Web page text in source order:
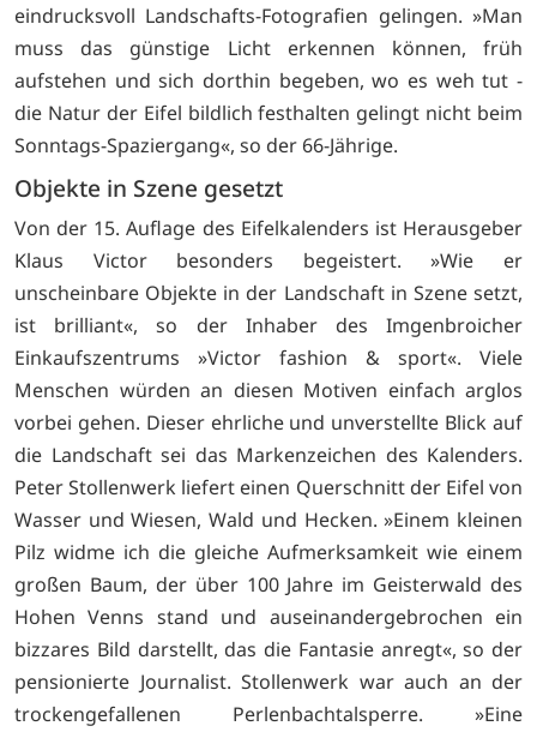
eindrucksvoll Landschafts-Fotografien gelingen. »Man
muss das günstige Licht erkennen können, früh
aufstehen und sich dorthin begeben, wo es weh tut -
die Natur der Eifel bildlich festhalten gelingt nicht beim
Sonntags-Spaziergang«, so der 66-Jährige.
Objekte in Szene gesetzt
Von der 15. Auflage des Eifelkalenders ist Herausgeber
Klaus Victor besonders begeistert. »Wie er
unscheinbare Objekte in der Landschaft in Szene setzt,
ist brilliant«, so der Inhaber des Imgenbroicher
Einkaufszentrums »Victor fashion & sport«. Viele
Menschen würden an diesen Motiven einfach arglos
vorbei gehen. Dieser ehrliche und unverstellte Blick auf
die Landschaft sei das Markenzeichen des Kalenders.
Peter Stollenwerk liefert einen Querschnitt der Eifel von
Wasser und Wiesen, Wald und Hecken. »Einem kleinen
Pilz widme ich die gleiche Aufmerksamkeit wie einem
großen Baum, der über 100 Jahre im Geisterwald des
Hohen Venns stand und auseinandergebrochen ein
bizzares Bild darstellt, das die Fantasie anregt«, so der
pensionierte Journalist. Stollenwerk war auch an der
trockengefallenen Perlenbachtalsperre. »Eine